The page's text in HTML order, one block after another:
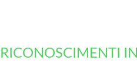
RICONOSCIMENTI